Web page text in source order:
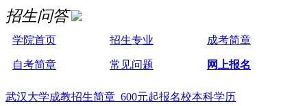
招生问答
学院首页 招生专业 成考简章
自考简章 常见问题 网上报名
武汉大学成教招生简章 600元起报名校本科学历